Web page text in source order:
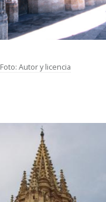
Foto: Autor y licencia